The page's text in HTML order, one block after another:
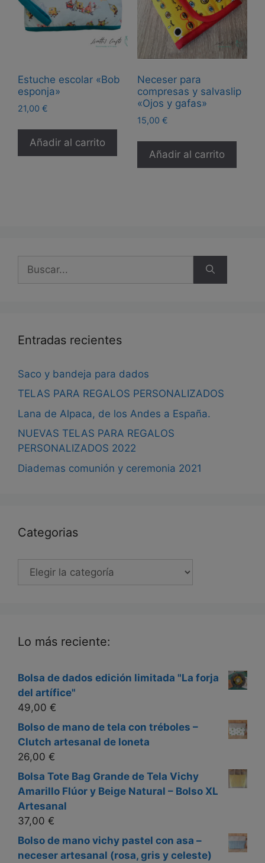
Estuche escolar «Bob
esponja»
21,00 €
Añadir al carrito
Neceser para
compresas y salvaslip
«Ojos y gafas»
15,00 €
Añadir al carrito
Entradas recientes
Saco y bandeja para dados
TELAS PARA REGALOS PERSONALIZADOS
Lana de Alpaca, de los Andes a España.
NUEVAS TELAS PARA REGALOS
PERSONALIZADOS 2022
Diademas comunión y ceremonia 2021
Categorias
Categorias
Lo más reciente:
Bolsa de dados edición limitada "La forja
del artífice"
49,00 €
Bolso de mano de tela con tréboles –
Clutch artesanal de loneta
26,00 €
Bolsa Tote Bag Grande de Tela Vichy
Amarillo Flúor y Beige Natural – Bolso XL
Artesanal
37,00 €
Bolso de mano vichy pastel con asa –
neceser artesanal (rosa, gris y celeste)